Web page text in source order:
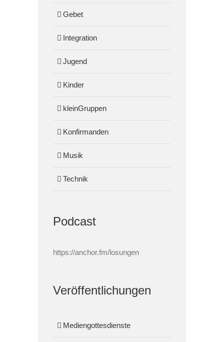
Gebet
Integration
Jugend
Kinder
kleinGruppen
Konfirmanden
Musik
Technik
Podcast
https://anchor.fm/losungen
Veröffentlichungen
Mediengottesdienste